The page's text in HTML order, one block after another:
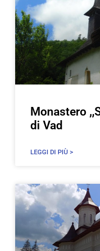
Monastero
di Vad
LEGGI DI PIÙ >